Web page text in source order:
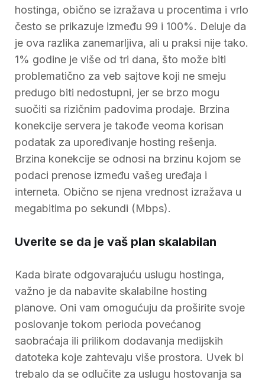
hostinga, obično se izražava u procentima i vrlo
često se prikazuje između 99 i 100%. Deluje da
je ova razlika zanemarljiva, ali u praksi nije tako.
1% godine je više od tri dana, što može biti
problematično za veb sajtove koji ne smeju
predugo biti nedostupni, jer se brzo mogu
suočiti sa rizičnim padovima prodaje. Brzina
konekcije servera je takođe veoma korisan
podatak za upoređivanje hosting rešenja.
Brzina konekcije se odnosi na brzinu kojom se
podaci prenose između vašeg uređaja i
interneta. Obično se njena vrednost izražava u
megabitima po sekundi (Mbps).
Uverite se da je vaš plan skalabilan
Kada birate odgovarajuću uslugu hostinga,
važno je da nabavite skalabilne hosting
planove. Oni vam omogućuju da proširite svoje
poslovanje tokom perioda povećanog
saobraćaja ili prilikom dodavanja medijskih
datoteka koje zahtevaju više prostora. Uvek bi
trebalo da se odlučite za uslugu hostovanja sa